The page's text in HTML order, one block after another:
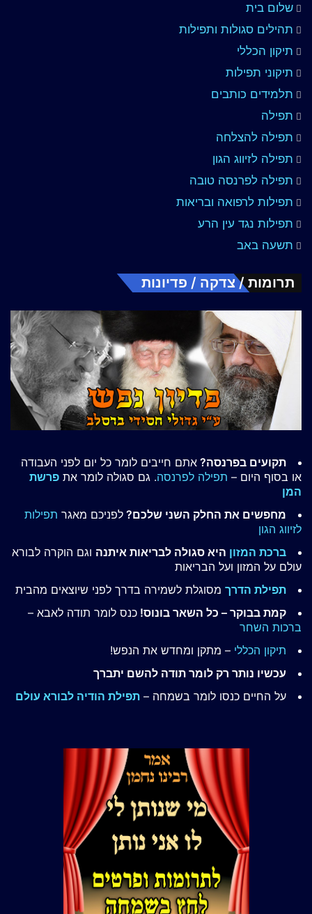
שלום בית
תהילים סגולות ותפילות
תיקון הכללי
תיקוני תפילות
תלמידים כותבים
תפילה
תפילה להצלחה
תפילה לזיווג הגון
תפילה לפרנסה טובה
תפילות לרפואה ובריאות
תפילות נגד עין הרע
תשעה באב
תרומות / צדקה / פדיונות
תקועים בפרנסה? אתם חייבים לומר כל יום לפני העבודה
או בסוף היום – תפילה לפרנסה. גם סגולה לומר את פרשת
המן
מחפשים את החלק השני שלכם? לפניכם מאגר תפילות
לזיווג הגון
ברכת המזון היא סגולה לבריאות איתנה וגם הוקרה לבורא
עולם על המזון ועל הבריאות
תפילת הדרך מסוגלת לשמירה בדרך לפני שיוצאים מהבית
קמת בבוקר – כל השאר בונוס! כנס לומר תודה לאבא –
ברכות השחר
תיקון הכללי – מתקן ומחדש את הנפש!
עכשיו נותר רק לומר תודה להשם יתברך
על החיים כנסו לומר בשמחה – תפילת הודיה לבורא עולם